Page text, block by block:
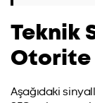
Teknik
Otorite
Aşağıdaki